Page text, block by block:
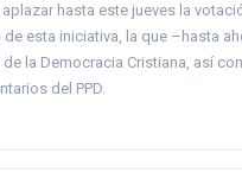
hasta este jueves la
de esta iniciativa, la que –hasta
de la Democracia Cristiana, así
del PPD.